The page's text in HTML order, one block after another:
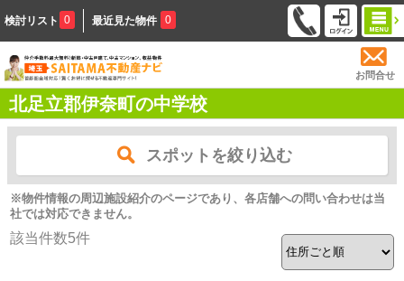
検討リスト 0 最近見た物件 0
お問合せ
北足立郡伊奈町の中学校
スポットを絞り込む
※物件情報の周辺施設紹介のページであり、各店舗への問い合わせは当
社では対応できません。
該当件数5件